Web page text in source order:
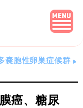
嚢胞性卵巣症候群
癌、糖尿